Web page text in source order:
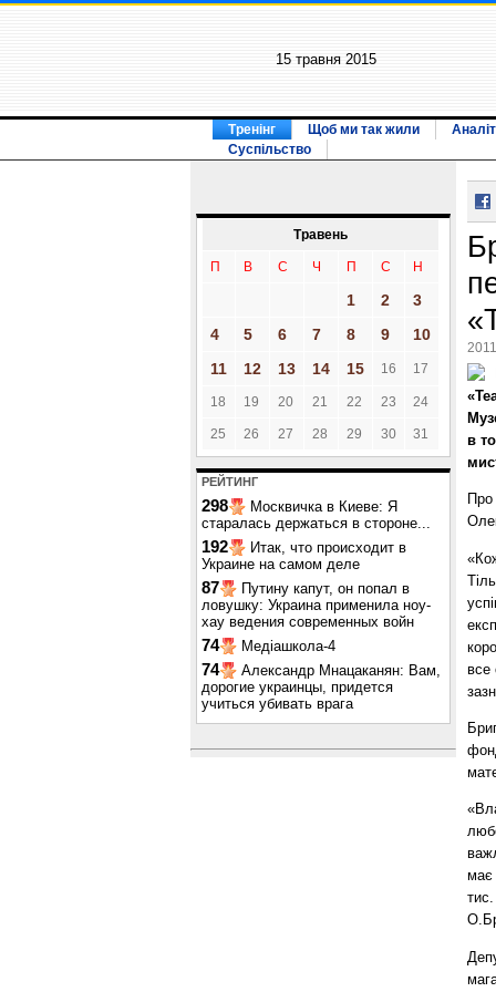
15 травня 2015
Тренінг Щоб ми так жили
Суспільство
Травень
П В С Ч П С Н
1 2
3
4
5 6 7 8 9
10
11
12 13 14 15 16 17
18 19 20 21 22 23 24
25 26 27 28 29 30 31
РЕЙТИНГ
298
Москвичка в Киеве: Я
старалась держаться в стороне...
192
Итак, что происходит в
Украине на самом деле
87
Путину капут, он попал в
ловушку: Украина применила ноу-
хау ведения современных войн
74 Медіашкола-4
74
Александр Мнацаканян: Вам,
дорогие украинцы, придется
учиться убивать врага
в
Про
все
має